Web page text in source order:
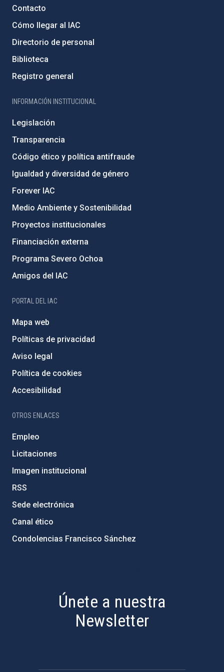
Contacto
Cómo llegar al IAC
Directorio de personal
Biblioteca
Registro general
INFORMACIÓN INSTITUCIONAL
Legislación
Transparencia
Código ético y política antifraude
Igualdad y diversidad de género
Forever IAC
Medio Ambiente y Sostenibilidad
Proyectos institucionales
Financiación externa
Programa Severo Ochoa
Amigos del IAC
PORTAL DEL IAC
Mapa web
Políticas de privacidad
Aviso legal
Política de cookies
Accesibilidad
OTROS ENLACES
Empleo
Licitaciones
Imagen institucional
RSS
Sede electrónica
Canal ético
Condolencias Francisco Sánchez
Únete a nuestra
Newsletter